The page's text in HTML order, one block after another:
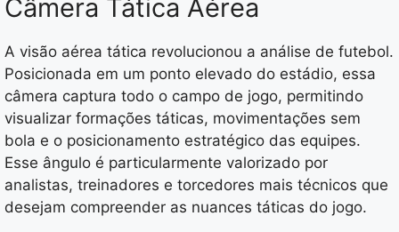
Câmera Tática Aérea
A visão aérea tática revolucionou a análise de futebol.
Posicionada em um ponto elevado do estádio, essa
câmera captura todo o campo de jogo, permitindo
visualizar formações táticas, movimentações sem
bola e o posicionamento estratégico das equipes.
Esse ângulo é particularmente valorizado por
analistas, treinadores e torcedores mais técnicos que
desejam compreender as nuances táticas do jogo.